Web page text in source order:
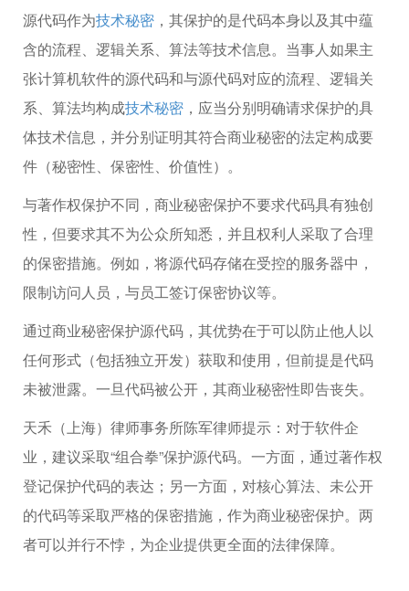
源代码作为技术秘密 ，其保护的是代码本身以及其中蕴
含的流程、逻辑关系、算法等技术信息。当事人如果主
张计算机软件的源代码和与源代码对应的流程、逻辑关
系、算法均构成技术秘密 ，应当分别明确请求保护的具
体技术信息，并分别证明其符合商业秘密的法定构成要
件（秘密性、保密性、价值性）。
与著作权保护不同，商业秘密保护不要求代码具有独创
性，但要求其不为公众所知悉，并且权利人采取了合理
的保密措施。例如，将源代码存储在受控的服务器中，
限制访问人员，与员工签订保密协议等。
通过商业秘密保护源代码，其优势在于可以防止他人以
任何形式（包括独立开发）获取和使用，但前提是代码
未被泄露。一旦代码被公开，其商业秘密性即告丧失。
天禾（上海）律师事务所陈军律师提示：对于软件企
业，建议采取“组合拳”保护源代码。一方面，通过著作权
登记保护代码的表达；另一方面，对核心算法、未公开
的代码等采取严格的保密措施，作为商业秘密保护。两
者可以并行不悖，为企业提供更全面的法律保障。